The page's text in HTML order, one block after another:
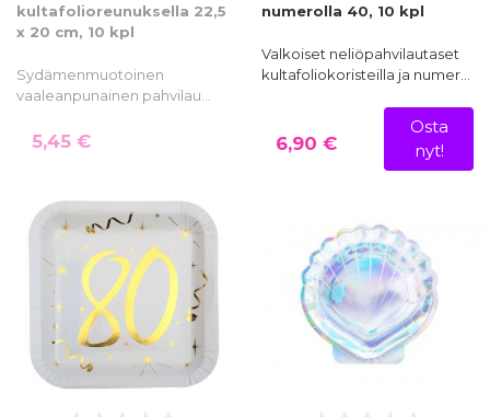
kultafolioreunuksella 22,5
x 20 cm, 10 kpl
Sydämenmuotoinen
vaaleanpunainen pahvilau…
5,45 €
numerolla 40, 10 kpl
Valkoiset neliöpahvilautaset
kultafoliokoristeilla ja numer…
6,90 €
Osta
nyt!